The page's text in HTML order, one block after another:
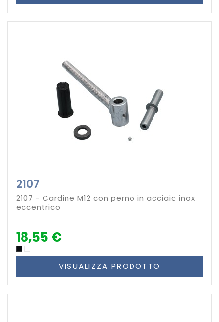
2107
2107 - Cardine M12 con perno in acciaio inox
eccentrico
18,55 €
VISUALIZZA PRODOTTO